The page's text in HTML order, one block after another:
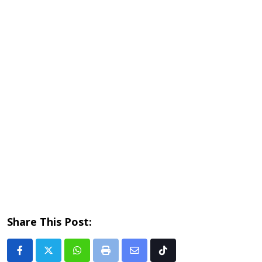
Share This Post:
Whatsapp
Print Share Tiktok